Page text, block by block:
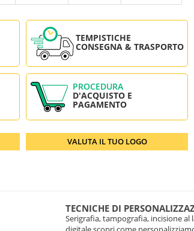
TEMPISTICHE
CONSEGNA & TRASPORTO
PROCEDURA
D'ACQUISTO E
PAGAMENTO
VALUTA IL TUO LOGO
TECNICHE DI
Serigrafia, tampografia, incisione al